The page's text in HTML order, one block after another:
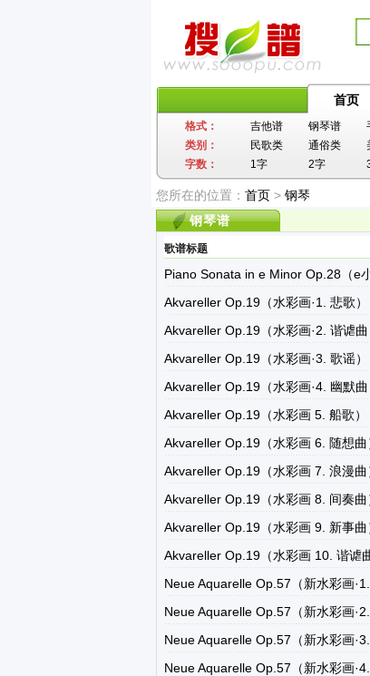
首页
格式： 吉他谱 钢琴谱
类别：
民歌类 通俗类
字数：
1字 2字
您所在的位置： 首页 > 钢琴
钢琴谱
歌谱标题
Piano Sonata in e Minor Op.28（e
Akvareller Op.19（水彩画·1. 悲歌）
Akvareller Op.19（水彩画·2. 谐谑曲
Akvareller Op.19（水彩画·3. 歌谣）
Akvareller Op.19（水彩画·4. 幽默曲
Akvareller Op.19（水彩画 5. 船歌）
Akvareller Op.19（水彩画 6. 随想曲
Akvareller Op.19（水彩画 7. 浪漫曲
Akvareller Op.19（水彩画 8. 间奏曲
Akvareller Op.19（水彩画 9. 新事曲
Akvareller Op.19（水彩画 10. 谐谑曲
Neue Aquarelle Op.57（新水彩画·1.
Neue Aquarelle Op.57（新水彩画·2.
Neue Aquarelle Op.57（新水彩画·3.
Neue Aquarelle Op.57（新水彩画·4.